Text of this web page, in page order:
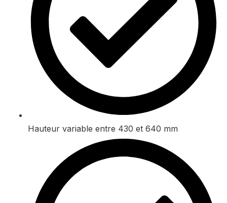
Hauteur variable entre 430 et 640 mm